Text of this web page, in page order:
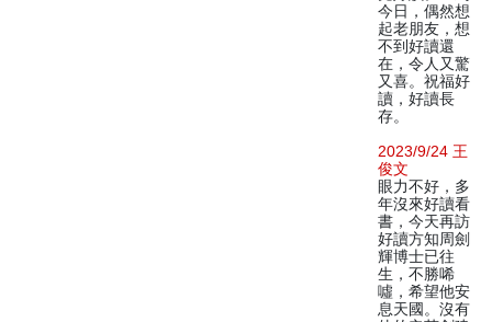
今日，偶然想
起老朋友，想
不到好讀還
在，令人又驚
又喜。祝福好
讀，好讀長
存。
2023/9/24 王
俊文
眼力不好，多
年沒來好讀看
書，今天再訪
好讀方知周劍
輝博士已往
生，不勝唏
噓，希望他安
息天國。沒有